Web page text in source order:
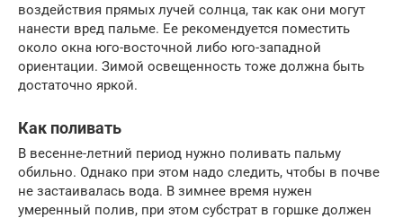
воздействия прямых лучей солнца, так как они могут
нанести вред пальме. Ее рекомендуется поместить
около окна юго-восточной либо юго-западной
ориентации. Зимой освещенность тоже должна быть
достаточно яркой.
Как поливать
В весенне-летний период нужно поливать пальму
обильно. Однако при этом надо следить, чтобы в почве
не застаивалась вода. В зимнее время нужен
умеренный полив, при этом субстрат в горшке должен